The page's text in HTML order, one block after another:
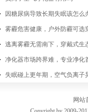
因糖尿病导致长期失眠该怎么
雾霾危害健康，户外防霾可选
逃离雾霾无需南下，穿戴式生
净化器市场跨界难，专业净化
失眠碰上更年期，空气负离子
网站